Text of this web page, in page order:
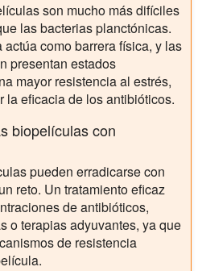
son mucho más difíciles
las bacterias planctónicas.
como barrera física, y las
presentan estados
mayor resistencia al estrés,
la eficacia de los antibióticos.
biopelículas con
pueden erradicarse con
reto. Un tratamiento eficaz
de antibióticos,
o terapias adyuvantes, ya que
de resistencia